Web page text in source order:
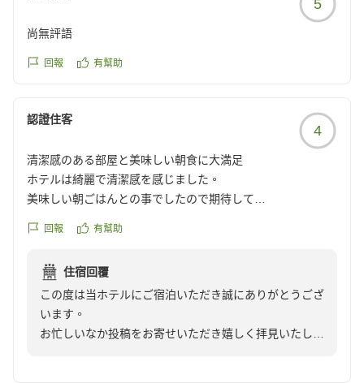
5
尚無評語
回報 有幫助
認證住客
4
清潔感のある部屋と美味しい朝食に大満足
ホテルは綺麗で清潔感を感じました。
美味しい朝ごはんとの事でしたので期待して
ご飯もおかわりをしてしまいました。
また利用したいと思っております。
クチコミの詳細はこちらから
https://review.travel.rakuten.co.jp/hotel/voice/2926?
reviewId=33123478212615
回報 有幫助
住宿回覆
この度は当ホテルにご宿泊いただき誠にありがとうござ
います。
お忙しいなか投稿をお寄せいただき嬉しく拝見いたしま